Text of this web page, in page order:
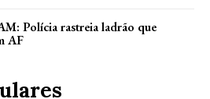
Polícia rastreia ladrão que
AF